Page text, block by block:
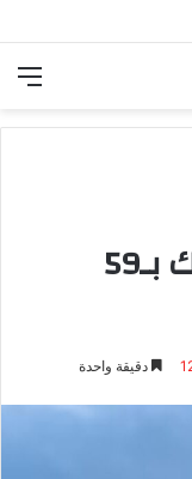
من إدمونتون إلى كيبيك بـ59
دقيقة واحدة